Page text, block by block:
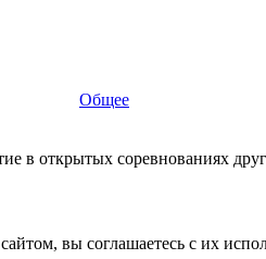
Общее
открытых соревнованиях
вы соглашаетесь с их